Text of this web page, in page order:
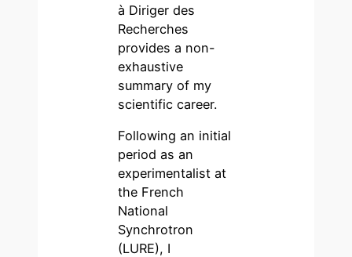
à Diriger des
Recherches
provides a non-
exhaustive
summary of my
scientific career.
Following an initial
period as an
experimentalist at
the French
National
Synchrotron
(LURE), I